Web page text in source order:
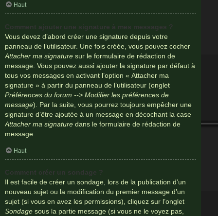
Haut
Comment ajouter une signature à mes messages ?
Vous devez d’abord créer une signature depuis votre
panneau de l’utilisateur. Une fois créée, vous pouvez cocher
Attacher ma signature sur le formulaire de rédaction de
message. Vous pouvez aussi ajouter la signature par défaut à
tous vos messages en activant l’option « Attacher ma
signature » à partir du panneau de l’utilisateur (onglet
Préférences du forum --> Modifier les préférences de
message). Par la suite, vous pourrez toujours empêcher une
signature d’être ajoutée à un message en décochant la case
Attacher ma signature dans le formulaire de rédaction de
message.
Haut
Comment créer un sondage ?
Il est facile de créer un sondage, lors de la publication d’un
nouveau sujet ou la modification du premier message d’un
sujet (si vous en avez les permissions), cliquez sur l’onglet
Sondage sous la partie message (si vous ne le voyez pas,